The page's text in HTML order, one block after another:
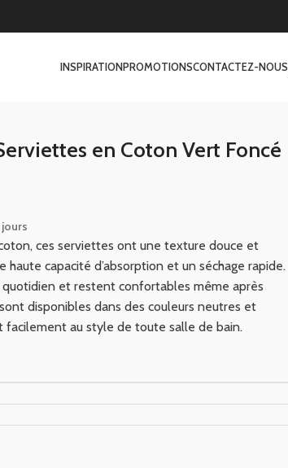
INSPIRATIONPROMOTIONSCONTACTEZ-NOUS
en Coton Vert Foncé
ces serviettes ont une texture douce et
haute capacité d’absorption et un séchage rapide.
quotidien et restent confortables même après
disponibles dans des couleurs neutres et
facilement au style de toute salle de bain.